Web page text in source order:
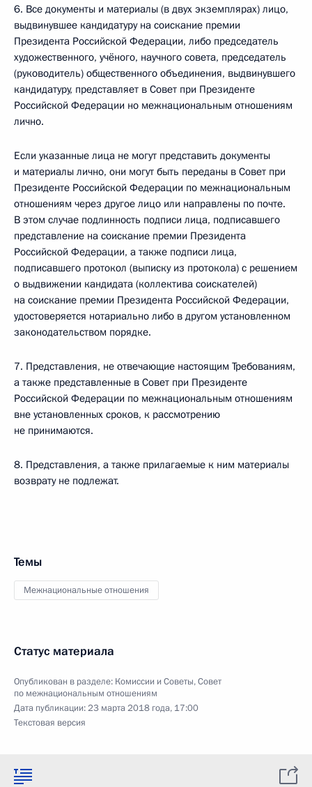
6. Все документы и материалы (в двух экземплярах) лицо,
выдвинувшее кандидатуру на соискание премии
Президента Российской Федерации, либо председатель
художественного, учёного, научного совета, председатель
(руководитель) общественного объединения, выдвинувшего
кандидатуру, представляет в Совет при Президенте
Российской Федерации но межнациональным отношениям
лично.
Если указанные лица не могут представить документы
и материалы лично, они могут быть переданы в Совет при
Президенте Российской Федерации по межнациональным
отношениям через другое лицо или направлены по почте.
В этом случае подлинность подписи лица, подписавшего
представление на соискание премии Президента
Российской Федерации, а также подписи лица,
подписавшего протокол (выписку из протокола) с решением
о выдвижении кандидата (коллектива соискателей)
на соискание премии Президента Российской Федерации,
удостоверяется нотариально либо в другом установленном
законодательством порядке.
7. Представления, не отвечающие настоящим Требованиям,
а также представленные в Совет при Президенте
Российской Федерации по межнациональным отношениям
вне установленных сроков, к рассмотрению
не принимаются.
8. Представления, а также прилагаемые к ним материалы
возврату не подлежат.
Темы
Межнациональные отношения
Статус материала
Опубликован в разделе: Комиссии и Советы,Совет
по межнациональным отношениям
Дата публикации:23 марта 2018 года, 17:00
Текстовая версия